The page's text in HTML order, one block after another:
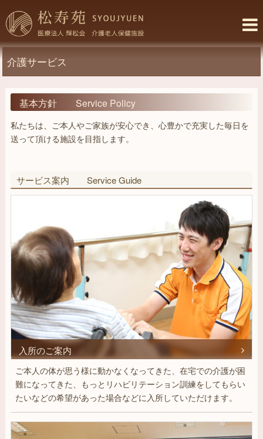
ン
テ
ン
ツ
へ
苑
老
施
–
福
岡
市
西
区
介護サービス
基本方針 Service Policy
私たちは、ご本人やご家族が安心でき、心豊かで充実した毎日を
送って頂ける施設を目指します。
サービス案内 Service Guide
入所のご案内
ご本人の体が思う様に動かなくなってきた、在宅での介護が困
難になってきた、もっとリハビリテーション訓練をしてもらい
たいなどの希望があった場合などに入所していただけます。